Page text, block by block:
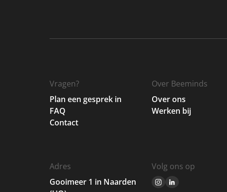
Vragen?
Plan een gesprek in
FAQ
Contact
Over Beeminds
Over ons
Werken bij
Adres
Gooimeer 1 in Naarden
Volg ons op